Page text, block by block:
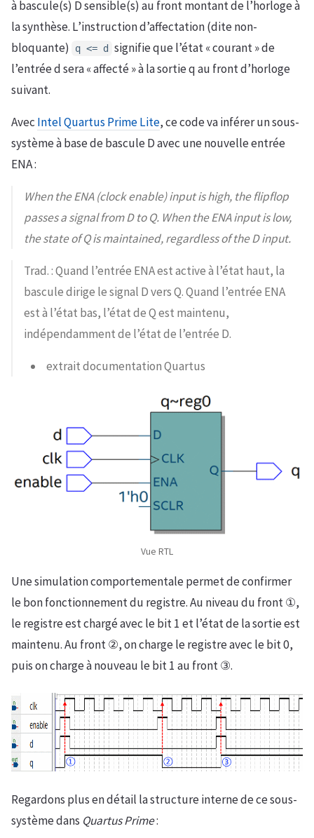
à bascule(s) D sensible(s) au front montant de l’horloge à
la synthèse. L’instruction d’affectation (dite non-
bloquante)
q <= d
signifie que l’état « courant » de
l’entrée d sera « affecté » à la sortie q au front d’horloge
suivant.
Avec Intel Quartus Prime Lite, ce code va inférer un sous-
système à base de bascule D avec une nouvelle entrée
ENA :
When the ENA (clock enable) input is high, the flipflop
passes a signal from D to Q. When the ENA input is low,
the state of Q is maintained, regardless of the D input.
Trad. : Quand l’entrée ENA est active à l’état haut, la
bascule dirige le signal D vers Q. Quand l’entrée ENA
est à l’état bas, l’état de Q est maintenu,
indépendamment de l’état de l’entrée D.
extrait documentation Quartus
Vue RTL
Une simulation comportementale permet de confirmer
le bon fonctionnement du registre. Au niveau du front ①,
le registre est chargé avec le bit 1 et l’état de la sortie est
maintenu. Au front ②, on charge le registre avec le bit 0,
puis on charge à nouveau le bit 1 au front ③.
Regardons plus en détail la structure interne de ce sous-
système dans Quartus Prime: